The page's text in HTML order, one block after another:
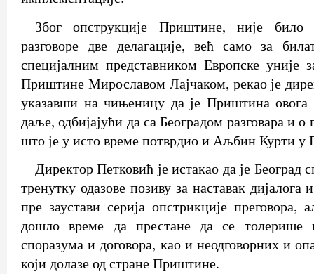
Због опструкције Приштине, није било
разговоре две делагације, већ само за
специјалним представником Европске уније
Приштине Мирославом Лајчаком, рекао је
указавши на чињеницу да је Приштина
даље, одбијајући да са Београдом разговара и
што је у исто време потврдио и Аљбин Курти
Директор Петковић је истакао да је Београд
тренутку одазове позиву за наставак дијалога
пре заустави серија опстрикције преговора,
дошло време да престане да се толерише
споразума и договора, као и неодговорних и
који долазе од стране Приштине.